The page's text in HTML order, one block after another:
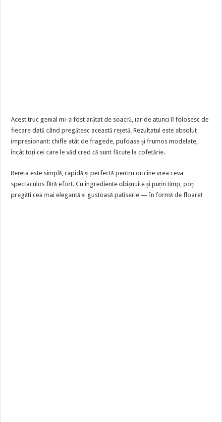
Acest truc genial mi-a fost arătat de soacră, iar de atunci îl folosesc de
fiecare dată când pregătesc această rețetă. Rezultatul este absolut
impresionant: chifle atât de fragede, pufoase și frumos modelate,
încât toți cei care le văd cred că sunt făcute la cofetărie.
Rețeta este simplă, rapidă și perfectă pentru oricine vrea ceva
spectaculos fără efort. Cu ingrediente obișnuite și puțin timp, poți
pregăti cea mai elegantă și gustoasă patiserie — în formă de floare!